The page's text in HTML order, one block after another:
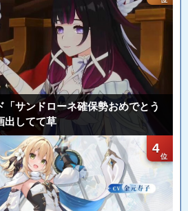
「サンドローネ確保勢おめでとう
出してて草
4